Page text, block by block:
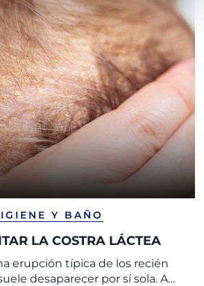
Y BAÑO
LA COSTRA LÁCTEA
erupción típica de los recién
desaparecer por sí sola. A